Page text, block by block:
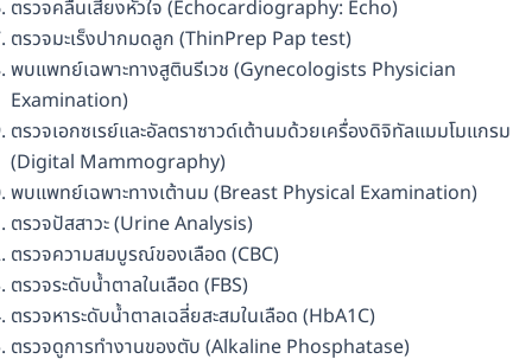
ตรวจคลื่นเสียงหัวใจ (Echocardiography: Echo)
ตรวจมะเร็งปากมดลูก (ThinPrep Pap test)
พบแพทย์เฉพาะทางสูตินรีเวช (Gynecologists Physician
Examination)
ตรวจเอกซเรย์และอัลตราซาวด์เต้านมด้วยเครื่องดิจิทัลแมมโมแกรม
(Digital Mammography)
พบแพทย์เฉพาะทางเต้านม (Breast Physical Examination)
ตรวจปัสสาวะ (Urine Analysis)
ตรวจความสมบูรณ์ของเลือด (CBC)
ตรวจระดับน้ำตาลในเลือด (FBS)
ตรวจหาระดับน้ำตาลเฉลี่ยสะสมในเลือด (HbA1C)
ตรวจดูการทำงานของตับ (Alkaline Phosphatase)